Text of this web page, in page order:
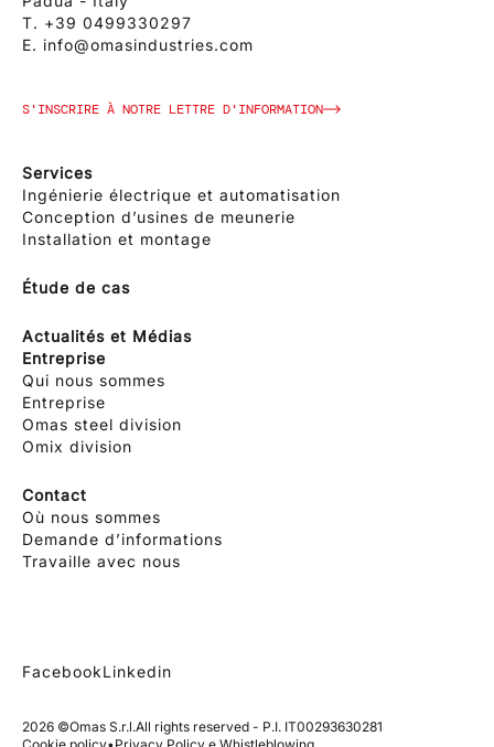
T. +39 0499330297
E. info@omasindustries.com
S'INSCRIRE À NOTRE LETTRE D'INFORMATION
Services
Ingénierie électrique et automatisation
Conception d’usines de meunerie
Installation et montage
Étude de cas
Actualités et Médias
Entreprise
Qui nous sommes
Entreprise
Omas steel division
Omix division
Contact
Où nous sommes
Demande d’informations
Travaille avec nous
FacebookLinkedin
2026 ©Omas S.r.l.All rights reserved - P.I. IT00293630281